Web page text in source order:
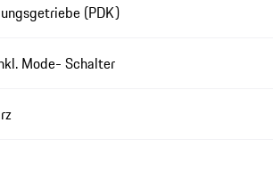
(PDK)
Mode- Schalter